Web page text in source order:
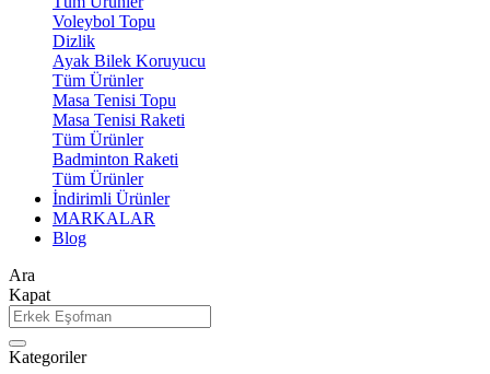
Voleybol Topu
Dizlik
Ayak Bilek Koruyucu
Tüm Ürünler
Masa Tenisi Topu
Masa Tenisi Raketi
Tüm Ürünler
Badminton Raketi
Tüm Ürünler
İndirimli Ürünler
MARKALAR
Blog
Ara
Kapat
Kategoriler